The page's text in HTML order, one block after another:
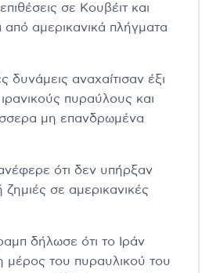
σε Κουβέιτ και
από αμερικανικά πλήγματα
δυνάμεις αναχαίτισαν έξι
πυραύλους και
μη επανδρωμένα
ότι δεν υπήρξαν
ζημιές σε αμερικανικές
δήλωσε ότι το Ιράν
μέρος του πυραυλικού του